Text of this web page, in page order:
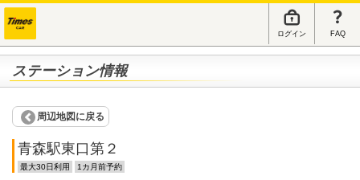
ログイン FAQ
ステーション情報
周辺地図に戻る
青森駅東口第２
最大30日利用 1カ月前予約